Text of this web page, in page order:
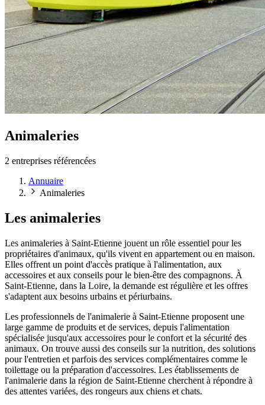
Animaleries
2 entreprises référencées
Annuaire
Animaleries
Les animaleries
Les animaleries à Saint-Etienne jouent un rôle essentiel pour les
propriétaires d'animaux, qu'ils vivent en appartement ou en maison.
Elles offrent un point d'accès pratique à l'alimentation, aux
accessoires et aux conseils pour le bien-être des compagnons. À
Saint-Etienne, dans la Loire, la demande est régulière et les offres
s'adaptent aux besoins urbains et périurbains.
Les professionnels de l'animalerie à Saint-Etienne proposent une
large gamme de produits et de services, depuis l'alimentation
spécialisée jusqu'aux accessoires pour le confort et la sécurité des
animaux. On trouve aussi des conseils sur la nutrition, des solutions
pour l'entretien et parfois des services complémentaires comme le
toilettage ou la préparation d'accessoires. Les établissements de
l'animalerie dans la région de Saint-Etienne cherchent à répondre à
des attentes variées, des rongeurs aux chiens et chats.